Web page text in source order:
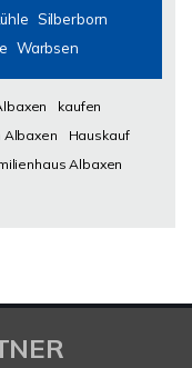
Silberborn
Warbsen
kaufen
Albaxen
Hauskauf
Albaxen